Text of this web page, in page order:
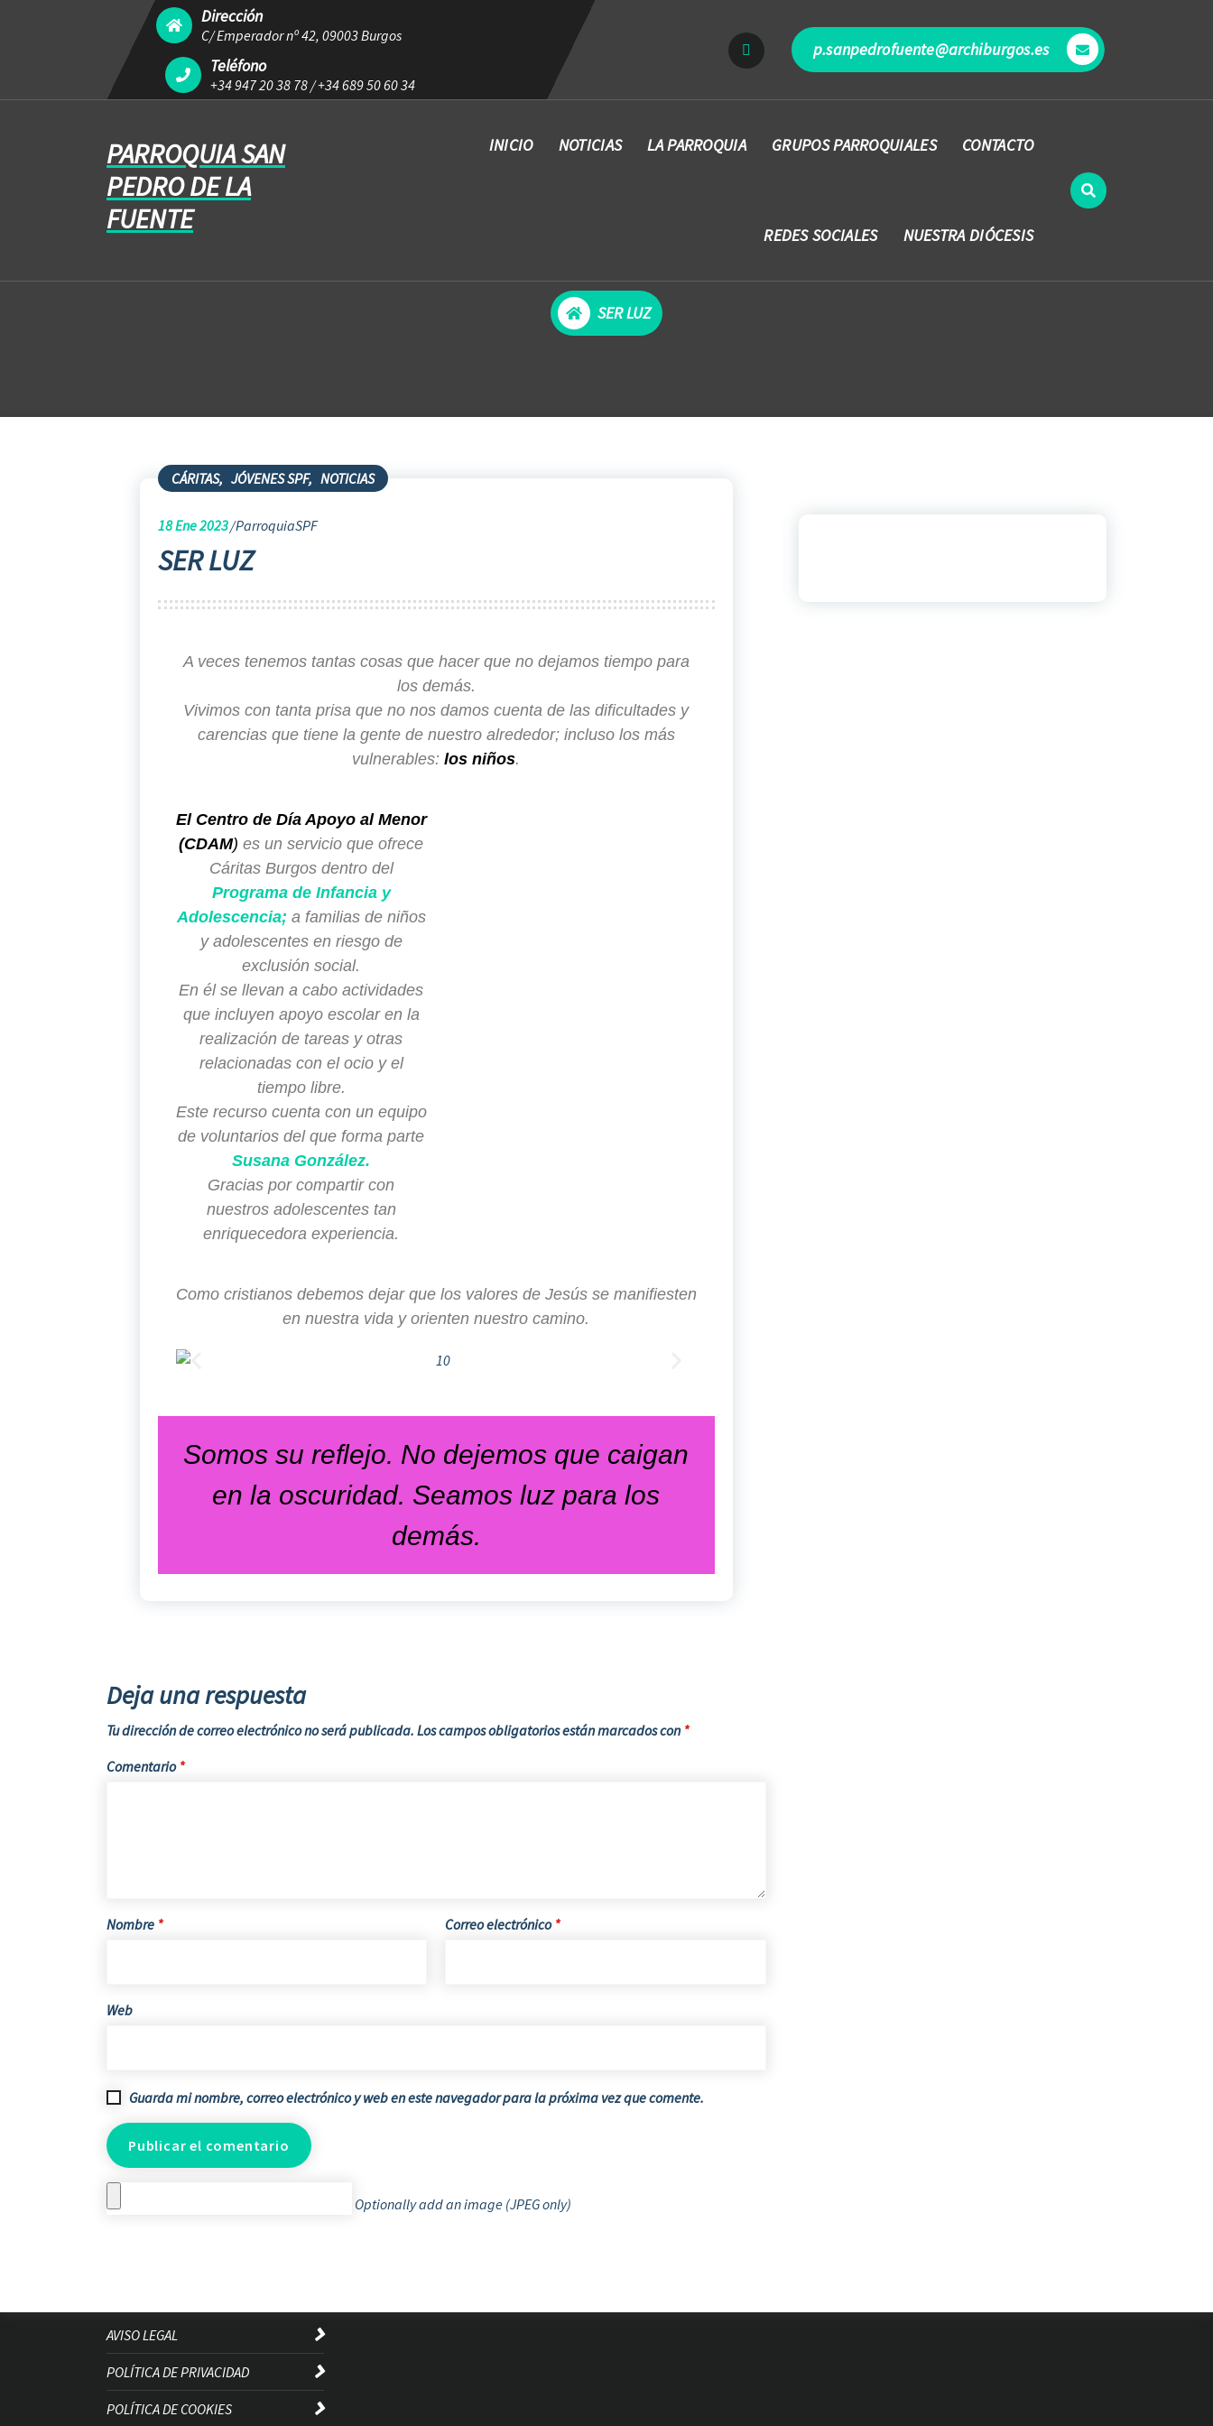
Dirección
C/ Emperador nº 42, 09003 Burgos
Teléfono
+34 947 20 38 78/+34 689 50 60 34
p.sanpedrofuente@archiburgos.es
PARROQUIA SAN
PEDRO DE LA
FUENTE
INICIO NOTICIAS LA PARROQUIA GRUPOS PARROQUIALES CONTACTO
REDES SOCIALES NUESTRA DIÓCESIS
SER LUZ
CÁRITAS, JÓVENES SPF, NOTICIAS
18Ene 2023 ParroquiaSPF
SER LUZ
A veces tenemos tantas cosas que hacer que no dejamos tiempo para
los demás.
Vivimos con tanta prisa que no nos damos cuenta de las dificultades y
carencias que tiene la gente de nuestro alrededor; incluso los más
vulnerables:los niños.
El Centro de Día Apoyo al Menor
(CDAM) es un servicio que ofrece
Cáritas Burgos dentro del
Programa de Infancia y
Adolescencia; a familias de niños
y adolescentes en riesgo de
exclusión social.
En él se llevan a cabo actividades
que incluyen apoyo escolar en la
realización de tareas y otras
relacionadas con el ocio y el
tiempo libre.
Este recurso cuenta con un equipo
de voluntarios del que forma parte
Susana González.
Gracias por compartir con
nuestros adolescentes tan
enriquecedora experiencia.
Como cristianos debemos dejar que los valores de Jesús se manifiesten
en nuestra vida y orienten nuestro camino.
Somos su reflejo. No dejemos que caigan
en la oscuridad. Seamos luz para los
demás.
Deja una respuesta
Tu dirección de correo electrónico no será publicada. Los campos obligatorios están marcados con *
Comentario *
Nombre * Correo electrónico *
Web
Guarda mi nombre, correo electrónico y web en este navegador para la próxima vez que comente.
Optionally add an image (JPEG only)
AVISO LEGAL
POLÍTICA DE PRIVACIDAD
POLÍTICA DE COOKIES